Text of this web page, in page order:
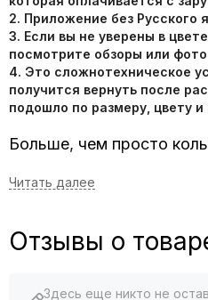
2. Приложение без Русского
3. Если вы не уверены в
посмотрите обзоры или
4. Это сложнотехническое
получится вернуть после
подошло по размеру, цвету и
Больше, чем просто
С виду - стильное украшение,
круглосуточно следит за
отдыхать, восстанавливаться
забыть - а оно не забудет
Отзывы о
Здесь еще никто не